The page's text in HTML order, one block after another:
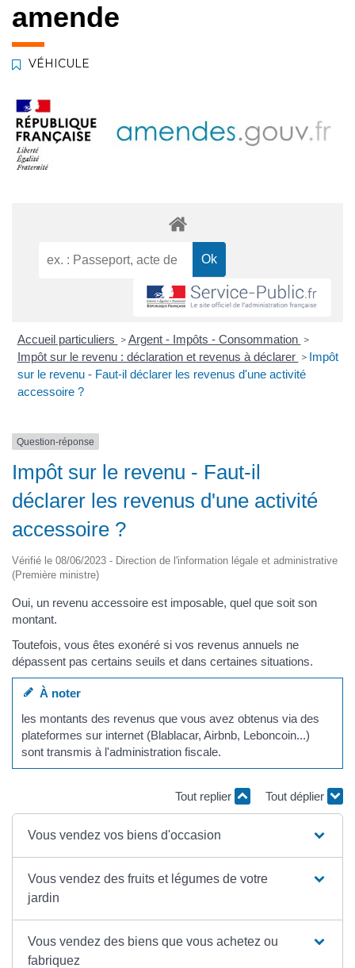
amende
VÉHICULE
Accueil particuliers > Argent - Impôts - Consommation >
Impôt sur le revenu : déclaration et revenus à déclarer > Impôt
sur le revenu - Faut-il déclarer les revenus d'une activité
accessoire ?
Question-réponse
Impôt sur le revenu - Faut-il
déclarer les revenus d'une activité
accessoire ?
Vérifié le 08/06/2023 - Direction de l'information légale et administrative
(Première ministre)
Oui, un revenu accessoire est imposable, quel que soit son
montant.
Toutefois, vous êtes exonéré si vos revenus annuels ne
dépassent pas certains seuils et dans certaines situations.
À noter
les montants des revenus que vous avez obtenus via des
plateformes sur internet (Blablacar, Airbnb, Leboncoin...)
sont transmis à l'administration fiscale.
Tout replier Tout déplier
Vous vendez vos biens d'occasion
Vous vendez des fruits et légumes de votre
jardin
Vous vendez des biens que vous achetez ou
fabriquez